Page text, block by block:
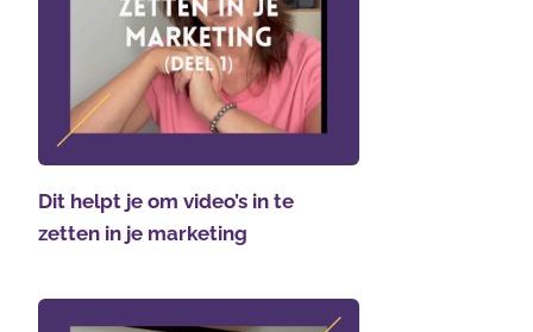
Dit helpt je om video’s in te
zetten in je marketing